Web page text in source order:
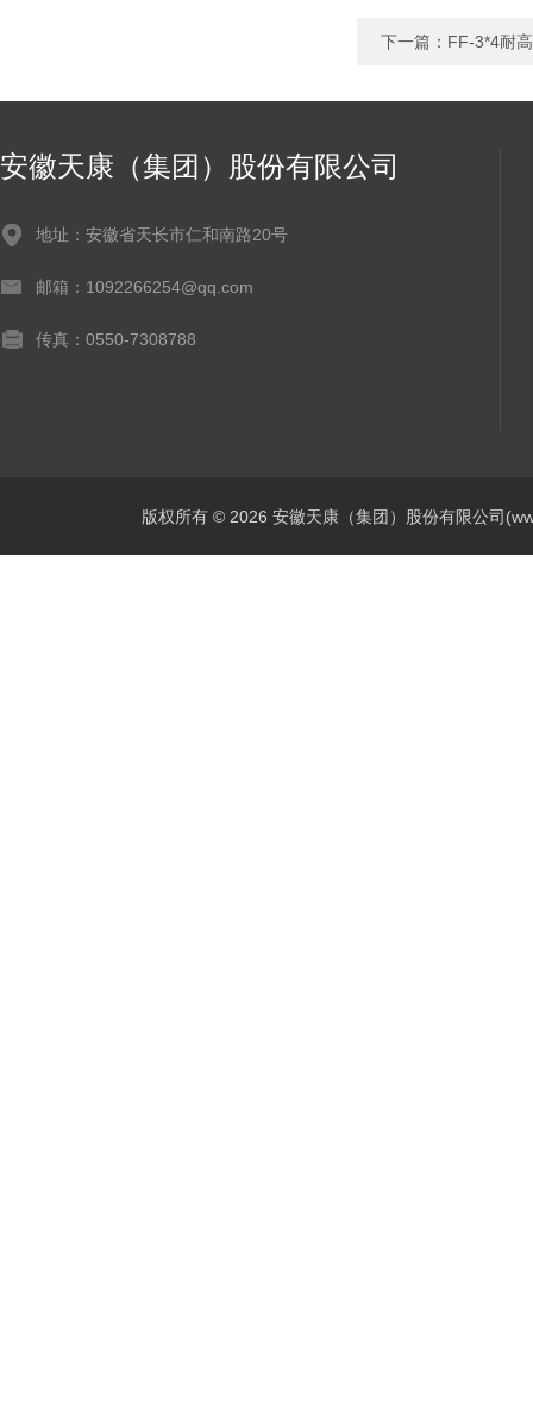
下一篇： FF-3*4耐
安徽天康（集团）股份有限公司
地址：安徽省天长市仁和南路20号
邮箱：1092266254@qq.com
传真：0550-7308788
版权所有 © 2026 安徽天康（集团）股份有限公司